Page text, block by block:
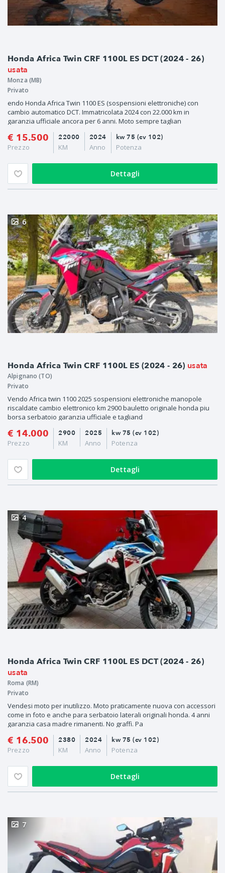
Honda Africa Twin CRF 1100L ES DCT (2024 - 26)
usata
Monza (MB)
Privato
endo Honda Africa Twin 1100 ES (sospensioni elettroniche) con
cambio automatico DCT. Immatricolata 2024 con 22.000 km in
garanzia ufficiale ancora per 6 anni. Moto sempre taglian
€ 15.500
Prezzo
2024
Anno
22000
KM
kw 75 (cv 102)
Potenza
Dettagli
Honda Africa Twin CRF 1100L ES (2024 - 26) usata
6
Alpignano (TO)
Privato
Vendo Africa twin 1100 2025 sospensioni elettroniche manopole
riscaldate cambio elettronico km 2900 bauletto originale honda piu
borsa serbatoio garanzia ufficiale e tagliand
€ 14.000
Prezzo
2025
Anno
2900
KM
kw 75 (cv 102)
Potenza
Dettagli
Honda Africa Twin CRF 1100L ES DCT (2024 - 26)
usata
4
Roma (RM)
Privato
Vendesi moto per inutilizzo. Moto praticamente nuova con accessori
come in foto e anche para serbatoio laterali originali honda. 4 anni
garanzia casa madre rimanenti. No graffi. Pa
€ 16.500
Prezzo
2024
Anno
2380
KM
kw 75 (cv 102)
Potenza
Dettagli
7